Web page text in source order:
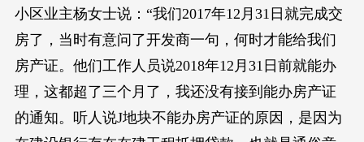
小区业主杨女士说：“我们2017年12月31日就完成交
房了，当时有意问了开发商一句，何时才能给我们
房产证。他们工作人员说2018年12月31日前就能办
理，这都超了三个月了，我还没有接到能办房产证
的通知。听人说J地块不能办房产证的原因，是因为